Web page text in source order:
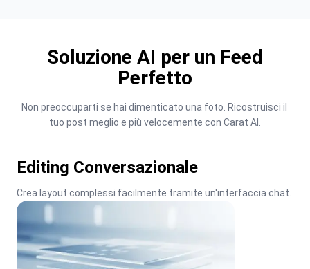
Soluzione AI per un Feed
Perfetto
Non preoccuparti se hai dimenticato una foto. Ricostruisci il
tuo post meglio e più velocemente con Carat AI.
Editing Conversazionale
Crea layout complessi facilmente tramite un'interfaccia chat.